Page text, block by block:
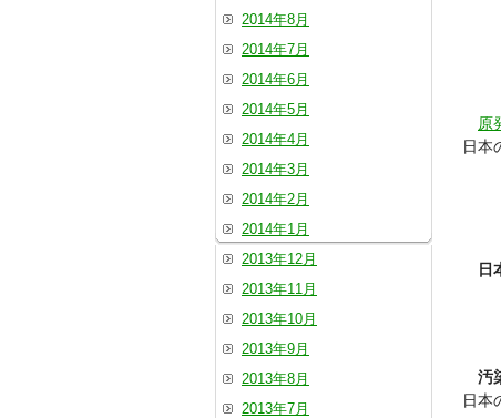
原
日本
日
汚
日本
2014年8月
2014年7月
2014年6月
2014年5月
2014年4月
2014年3月
2014年2月
2014年1月
2013年12月
2013年11月
2013年10月
2013年9月
2013年8月
2013年7月